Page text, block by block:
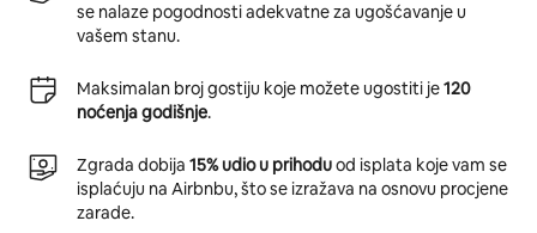
se nalaze pogodnosti adekvatne za ugošćavanje u
vašem stanu.
Maksimalan broj gostiju koje možete ugostiti je120
noćenja godišnje.
Zgrada dobija 15% udio u prihoduod isplata koje vam se
isplaćuju na Airbnbu, što se izražava na osnovu procjene
zarade.